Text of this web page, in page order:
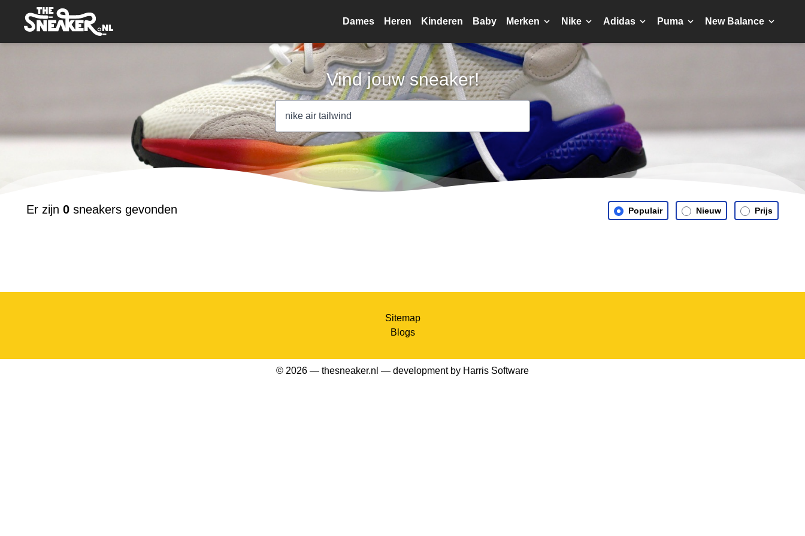
Dames Heren Kinderen Baby Merken Nike Adidas Puma New Balance
Vind jouw sneaker!
Er zijn 0 sneakers gevonden Populair Nieuw Prijs
Sitemap
Blogs
© 2026 — thesneaker.nl — development by Harris Software